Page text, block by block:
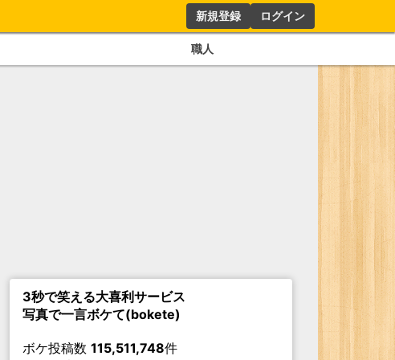
新規登録 ログイン
職人
3秒で笑える大喜利サービス
写真で一言ボケて(bokete)
ボケ投稿数 115,511,748件